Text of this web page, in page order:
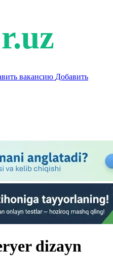
вакансию Добавить
dizayn